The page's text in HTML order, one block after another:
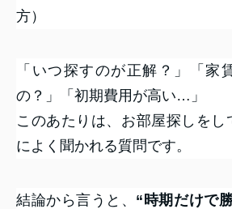
方）
「いつ探すのが正解？」「家
の？」「初期費用が高い…」
このあたりは、お部屋探しをし
によく聞かれる質問です。
結論から言うと、 “時期だけで